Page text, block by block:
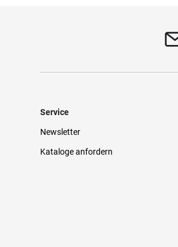
Service
Newsletter
Kataloge anfordern